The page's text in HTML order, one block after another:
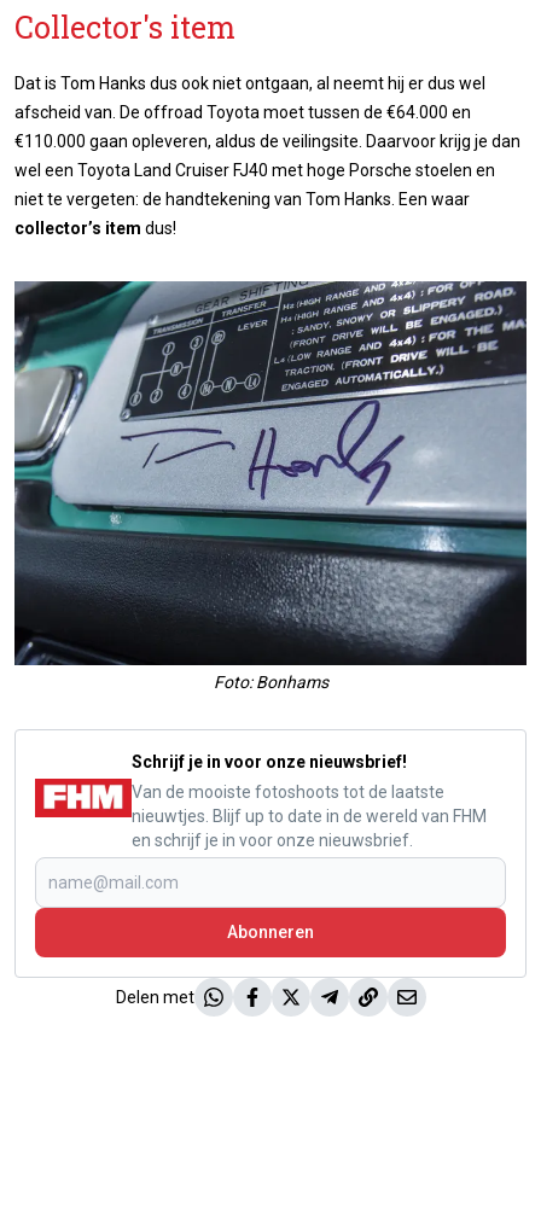
Collector's item
Dat is Tom Hanks dus ook niet ontgaan, al neemt hij er dus wel
afscheid van. De offroad Toyota moet tussen de €64.000 en
€110.000 gaan opleveren, aldus de veilingsite. Daarvoor krijg je dan
wel een Toyota Land Cruiser FJ40 met hoge Porsche stoelen en
niet te vergeten: de handtekening van Tom Hanks. Een waar
collector’s item dus!
Foto: Bonhams
Schrijf je in voor onze nieuwsbrief!
Van de mooiste fotoshoots tot de laatste
nieuwtjes. Blijf up to date in de wereld van FHM
en schrijf je in voor onze nieuwsbrief.
Abonneren
Delen met